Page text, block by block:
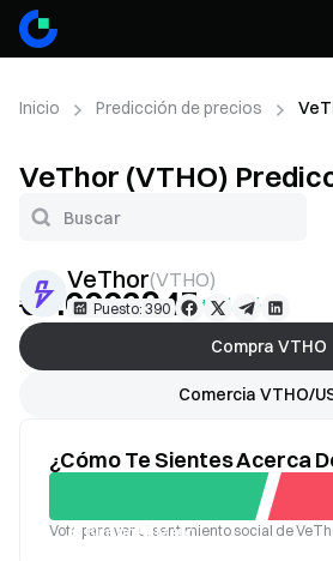
Inicio Predicción de precios
VeThor (VTHO)
precios
VeThor(VTHO)
Puesto: 390
€0.0002945 +2.13%
Compra VTHO
Comercia VTHO/
¿Cómo Te Sientes Acerca
Bueno Malo
Vota para ver el sentimiento social de